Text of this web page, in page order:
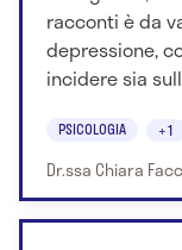
racconti è da
depressione,
incidere sia
PSICOLOGIA +1
Dr.ssa Chiara